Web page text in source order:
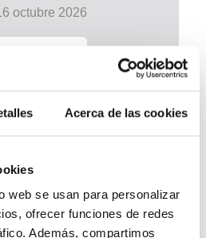
Acerca de las cookies
web se usan para personalizar
ofrecer funciones de redes
Además, compartimos
octubre 2026